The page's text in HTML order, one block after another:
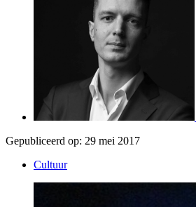
Gepubliceerd op: 29 mei 2017
Cultuur